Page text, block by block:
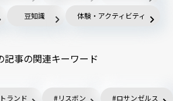
豆知識 体験・アクティビティ
記事の関連キーワード
ランド リスボン ロサンゼルス